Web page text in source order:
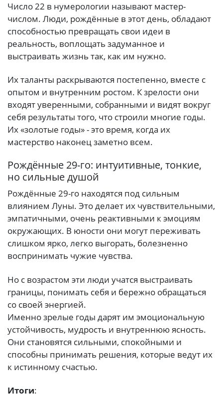
Число 22 в нумерологии называют мастер-
числом. Люди, рождённые в этот день, обладают
способностью превращать свои идеи в
реальность, воплощать задуманное и
выстраивать жизнь так, как им нужно.
Их таланты раскрываются постепенно, вместе с
опытом и внутренним ростом. К зрелости они
входят уверенными, собранными и видят вокруг
себя результаты того, что строили многие годы.
Их «золотые годы» - это время, когда их
мастерство наконец заметно всем.
Рождённые 29-го: интуитивные, тонкие,
но сильные душой
Рождённые 29-го находятся под сильным
влиянием Луны. Это делает их чувствительными,
эмпатичными, очень реактивными к эмоциям
окружающих. В юности они могут переживать
слишком ярко, легко выгорать, болезненно
воспринимать чужие чувства.
Но с возрастом эти люди учатся выстраивать
границы, понимать себя и бережно обращаться
со своей энергией.
Именно зрелые годы дарят им эмоциональную
устойчивость, мудрость и внутреннюю ясность.
Они становятся сильными, спокойными и
способны принимать решения, которые ведут их
к истинному счастью.
Итоги: